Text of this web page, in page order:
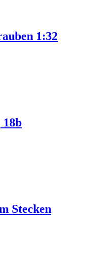
1:32
Stecken